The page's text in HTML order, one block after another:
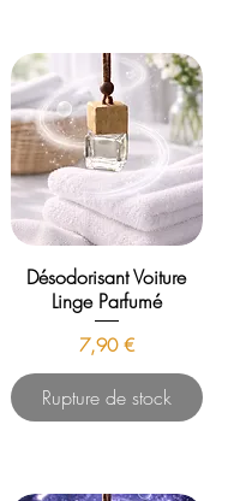
Désodorisant Voiture
Linge Parfumé
Prix
7,90 €
Rupture de stock